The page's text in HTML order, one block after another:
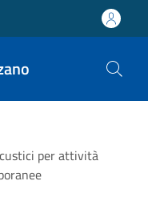
per attività